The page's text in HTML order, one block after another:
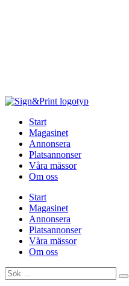
Start
Magasinet
Annonsera
Platsannonser
Våra mässor
Om oss
Start
Magasinet
Annonsera
Platsannonser
Våra mässor
Om oss
Sök
…